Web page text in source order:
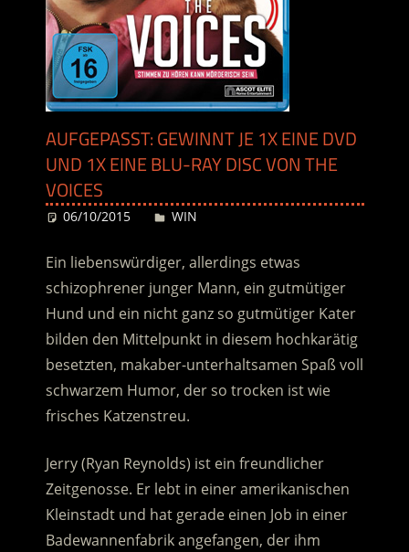
AUFGEPASST: GEWINNT JE 1X EINE DVD
UND 1X EINE BLU-RAY DISC VON THE
VOICES
06/10/2015 Desiree
WIN
Ein liebenswürdiger, allerdings etwas
schizophrener junger Mann, ein gutmütiger
Hund und ein nicht ganz so gutmütiger Kater
bilden den Mittelpunkt in diesem hochkarätig
besetzten, makaber-unterhaltsamen Spaß voll
schwarzem Humor, der so trocken ist wie
frisches Katzenstreu.
Jerry (Ryan Reynolds) ist ein freundlicher
Zeitgenosse. Er lebt in einer amerikanischen
Kleinstadt und hat gerade einen Job in einer
Badewannenfabrik angefangen, der ihm